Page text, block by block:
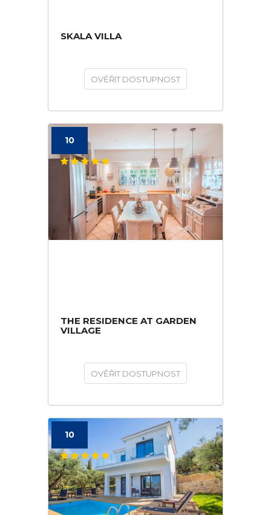
SKALA VILLA
OVĚŘIT DOSTUPNOST
10
THE RESIDENCE AT GARDEN
VILLAGE
OVĚŘIT DOSTUPNOST
10